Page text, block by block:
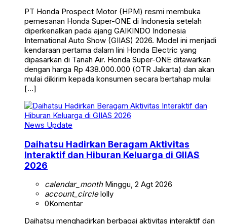
PT Honda Prospect Motor (HPM) resmi membuka
pemesanan Honda Super-ONE di Indonesia setelah
diperkenalkan pada ajang GAIKINDO Indonesia
International Auto Show (GIIAS) 2026. Model ini menjadi
kendaraan pertama dalam lini Honda Electric yang
dipasarkan di Tanah Air. Honda Super-ONE ditawarkan
dengan harga Rp 438.000.000 (OTR Jakarta) dan akan
mulai dikirim kepada konsumen secara bertahap mulai
[…]
News Update
Daihatsu Hadirkan Beragam Aktivitas
Interaktif dan Hiburan Keluarga di GIIAS
2026
calendar_monthMinggu, 2 Agt 2026
account_circlelolly
0Komentar
Daihatsu menghadirkan berbagai aktivitas interaktif dan